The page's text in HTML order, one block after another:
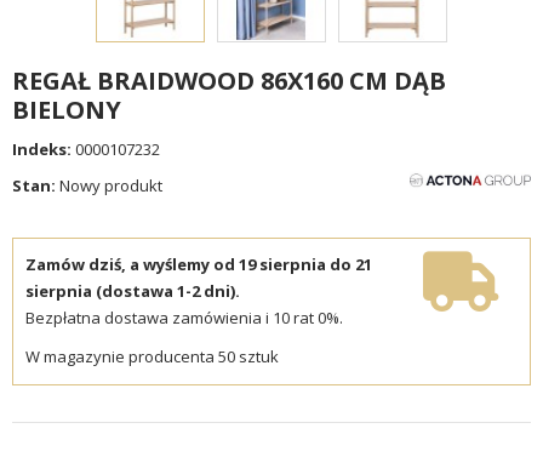
REGAŁ BRAIDWOOD 86X160 CM DĄB
BIELONY
Indeks: 0000107232
Stan: Nowy produkt
Zamów dziś, a wyślemy od 19 sierpnia do 21
sierpnia (dostawa 1-2 dni).
Bezpłatna dostawa zamówienia i 10 rat 0%.
W magazynie producenta 50 sztuk